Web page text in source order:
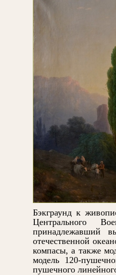
Бэкграунд к
Центрального
принадлежавший
отечественной
компасы, а также
модель 120-
пушечного